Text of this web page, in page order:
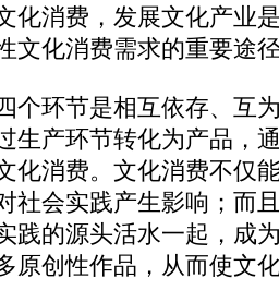
化消费，发展文化产业
文化消费需求的重要途
环节是相互依存、互
生产环节转化为产品，
化消费。文化消费不仅
社会实践产生影响；而
践的源头活水一起，成
原创性作品，从而使文